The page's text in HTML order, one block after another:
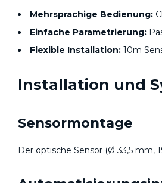
Mehrsprachige Bedienung:
Einfache Parametrierung:
Flexible Installation: 10m
Installation und
Sensormontage
Der optische Sensor (Ø 33,5 mm,